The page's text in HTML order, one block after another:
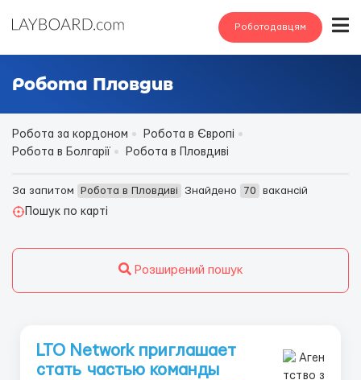
Роботодавцям
Робота Пловдив
Робота за кордоном
Робота в Європі
Робота в Болгарії
Робота в Пловдиві
За запитом Робота в Пловдиві Знайдено 70
вакансій
Пошук по карті
Розширений пошук
LTO Network приглашает
стать частью команды